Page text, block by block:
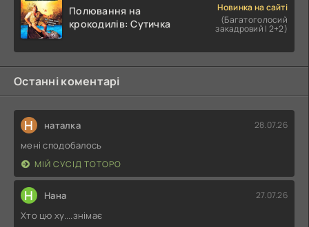
Полювання на
крокодилів: Сутичка
Новинка на сайті
(Багатоголосий
закадровий | 2+2)
Останні коментарі
Н наталка 28.07.26
мені сподобалось
МІЙ СУСІД ТОТОРО
Н Нана 27.07.26
Хто цю ху....знімає